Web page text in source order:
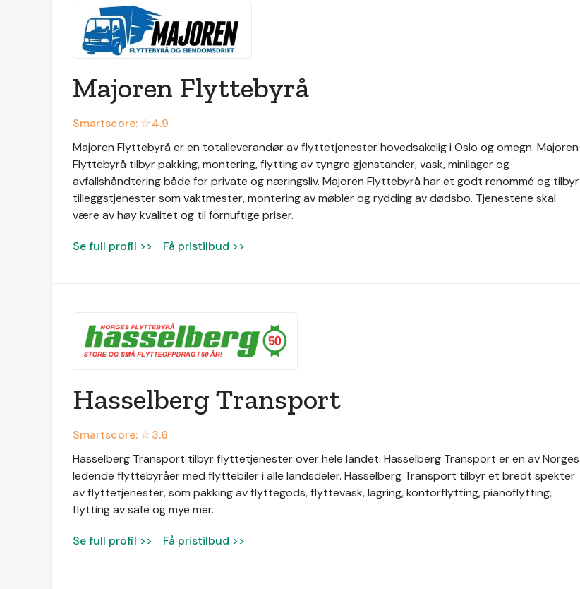
Majoren Flyttebyrå
Smartscore: ☆4.9
Majoren Flyttebyrå er en totalleverandør av flyttetjenester hovedsakelig i Oslo og omegn. Majoren
Flyttebyrå tilbyr pakking, montering, flytting av tyngre gjenstander, vask, minilager og
avfallshåndtering både for private og næringsliv. Majoren Flyttebyrå har et godt renommé og tilbyr
tilleggstjenester som vaktmester, montering av møbler og rydding av dødsbo. Tjenestene skal
være av høy kvalitet og til fornuftige priser.
Se full profil >> Få pristilbud >>
Hasselberg Transport
Smartscore: ☆3.6
Hasselberg Transport tilbyr flyttetjenester over hele landet. Hasselberg Transport er en av Norges
ledende flyttebyråer med flyttebiler i alle landsdeler. Hasselberg Transport tilbyr et bredt spekter
av flyttetjenester, som pakking av flyttegods, flyttevask, lagring, kontorflytting, pianoflytting,
flytting av safe og mye mer.
Se full profil >> Få pristilbud >>